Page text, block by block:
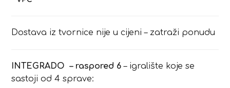
Dostava iz tvornice nije u cijeni – zatraži ponudu
INTEGRADO – raspored 6 – igralište koje se
sastoji od 4 sprave: